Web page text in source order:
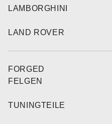
LAMBORGHINI
LAND ROVER
FORGED
FELGEN
TUNINGTEILE